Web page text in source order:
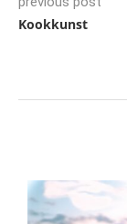
Kookkunst